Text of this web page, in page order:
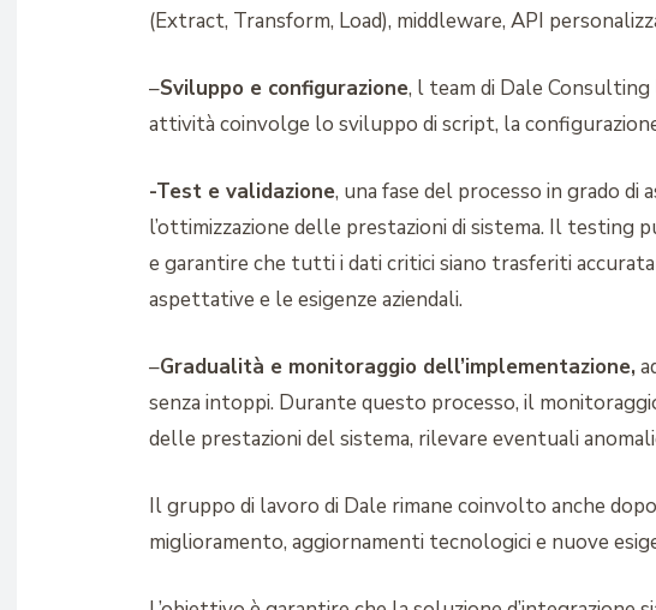
(Extract, Transform, Load), middleware, API
–Sviluppo e configurazione, l team di Dale
attività coinvolge lo sviluppo di script, la
-Test e validazione, una fase del processo in grado di
l’ottimizzazione delle prestazioni di sistema. Il testing
e garantire che tutti i dati critici siano trasferiti
aspettative e le esigenze aziendali.
–Gradualità e monitoraggio dell’implementazione,
senza intoppi. Durante questo processo, il
delle prestazioni del sistema, rilevare eventuali
Il gruppo di lavoro di Dale rimane coinvolto anche
miglioramento, aggiornamenti tecnologici e nuove